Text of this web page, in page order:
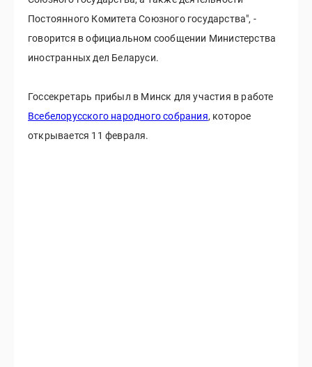
Постоянного Комитета Союзного государства", -
говорится в официальном сообщении Министерства
иностранных дел Беларуси.
Госсекретарь прибыл в Минск для участия в работе
Всебелорусского народного собрания, которое
открывается 11 февраля.